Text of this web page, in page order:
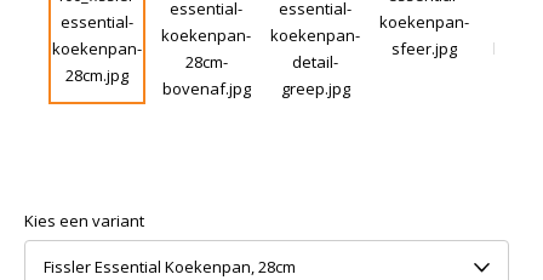
Kies een variant
Fissler Essential Koekenpan, 28cm